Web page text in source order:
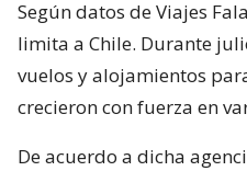
Según datos de Viajes
limita a Chile. Durante
vuelos y alojamientos
crecieron con fuerza en
De acuerdo a dicha